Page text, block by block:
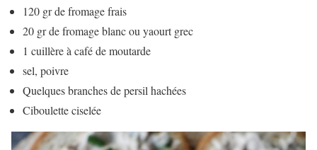
120 gr de fromage frais
20 gr de fromage blanc ou yaourt grec
1 cuillère à café de moutarde
sel, poivre
Quelques branches de persil hachées
Ciboulette ciselée